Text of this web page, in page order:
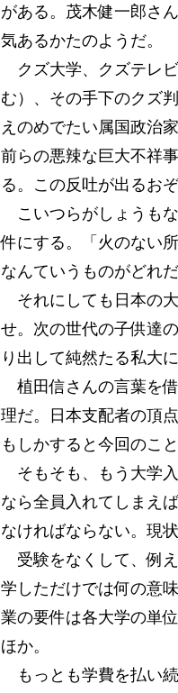
がある。茂木健一郎さ
気あるかたのようだ。
クズ大学、クズテレ
む）、その手下のクズ
えのめでたい属国政治
前らの悪辣な巨大不祥
る。この反吐が出るお
こいつらがしょうも
件にする。「火のない
なんていうものがどれ
それにしても日本の
せ。次の世代の子供達
り出して純然たる私大
植田信さんの言葉を
理だ。日本支配者の頂
もしかすると今回のこ
そもそも、もう大学
なら全員入れてしまえ
なければならない。現
受験をなくして、例
学しただけでは何の意
業の要件は各大学の単
ほか。
もっとも学費を払い